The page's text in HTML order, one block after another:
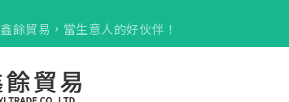
鑫餘貿易，當生意人的好伙伴！